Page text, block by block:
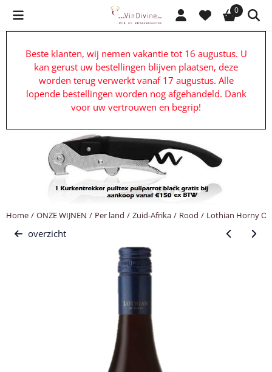
Cookievoorkeuren zijn beschikbaar. Kies instellingen of sta alle
0
Beste klanten, wij nemen vakantie tot 16 augustus. U
kan gerust uw bestellingen blijven plaatsen, deze
worden terug verwerkt vanaf 17 augustus. Alle
lopende bestellingen worden nog afgehandeld. Dank
voor uw vertrouwen en begrip!
Home / ONZE WIJNEN / Per land / Zuid-Afrika / Rood / Lothian Horny
overzicht